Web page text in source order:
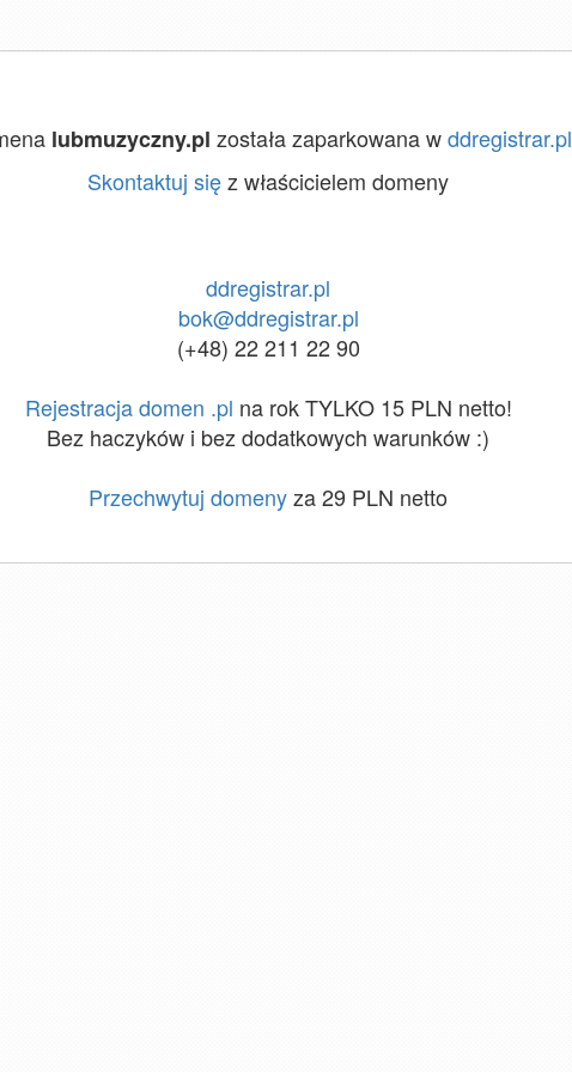
lubmuzyczny.pl została zaparkowana wddregistrar.pl
Skontaktuj sięz właścicielem domeny
ddregistrar.pl
bok@ddregistrar.pl
(+48) 22 211 22 90
Rejestracja domen .pl na rok TYLKO 15 PLN netto!
Bez haczyków i bez dodatkowych warunków :)
Przechwytuj domenyza 29 PLN netto